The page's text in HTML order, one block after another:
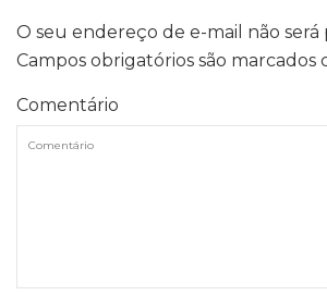
O seu endereço de e-mail não será
Campos obrigatórios são marcados
Comentário